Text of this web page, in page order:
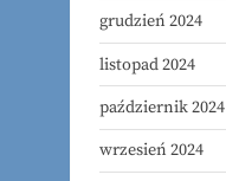
grudzień 2024
listopad 2024
październik 2024
wrzesień 2024